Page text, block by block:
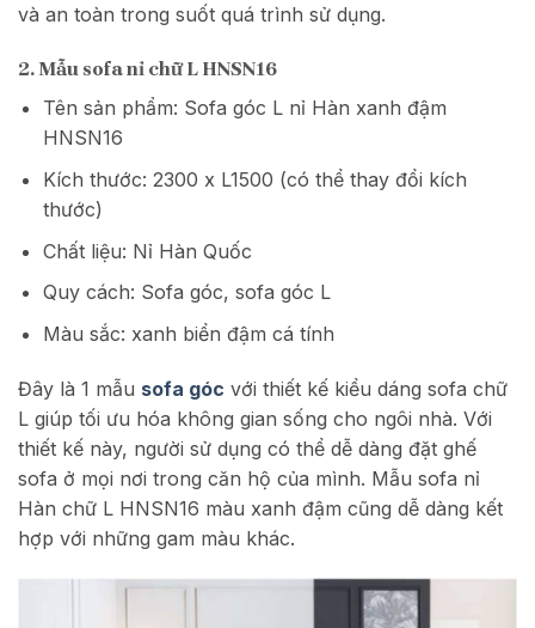
và an toàn trong suốt quá trình sử dụng.
2. Mẫu sofa nỉ chữ L HNSN16
Tên sản phẩm: Sofa góc L nỉ Hàn xanh đậm
HNSN16
Kích thước: 2300 x L1500 (có thể thay đổi kích
thước)
Chất liệu: Nỉ Hàn Quốc
Quy cách: Sofa góc, sofa góc L
Màu sắc: xanh biển đậm cá tính
Đây là 1 mẫu sofa góc với thiết kế kiểu dáng sofa chữ
L giúp tối ưu hóa không gian sống cho ngôi nhà. Với
thiết kế này, người sử dụng có thể dễ dàng đặt ghế
sofa ở mọi nơi trong căn hộ của mình. Mẫu sofa nỉ
Hàn chữ L HNSN16 màu xanh đậm cũng dễ dàng kết
hợp với những gam màu khác.